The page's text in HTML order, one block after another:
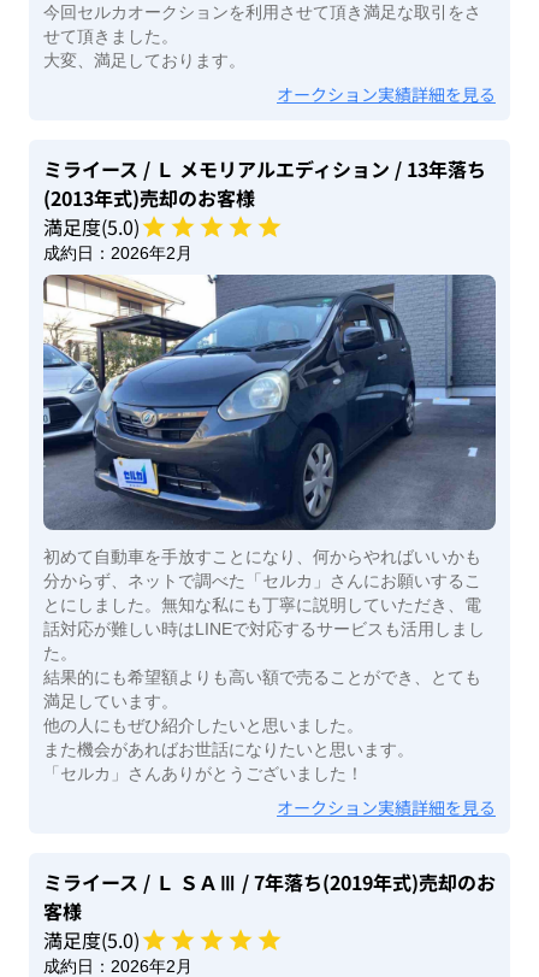
今回セルカオークションを利用させて頂き満足な取引をさ
せて頂きました。
大変、満足しております。
オークション実績詳細を見る
ミライース / Ｌ メモリアルエディション / 13年落ち
(2013年式)売却のお客様
満足度(5.0)
成約日： 2026年2月
初めて自動車を手放すことになり、何からやればいいかも
分からず、ネットで調べた「セルカ」さんにお願いするこ
とにしました。無知な私にも丁寧に説明していただき、電
話対応が難しい時はLINEで対応するサービスも活用しまし
た。
結果的にも希望額よりも高い額で売ることができ、とても
満足しています。
他の人にもぜひ紹介したいと思いました。
また機会があればお世話になりたいと思います。
「セルカ」さんありがとうございました！
オークション実績詳細を見る
ミライース / Ｌ ＳＡⅢ / 7年落ち(2019年式)売却のお
客様
満足度(5.0)
成約日： 2026年2月